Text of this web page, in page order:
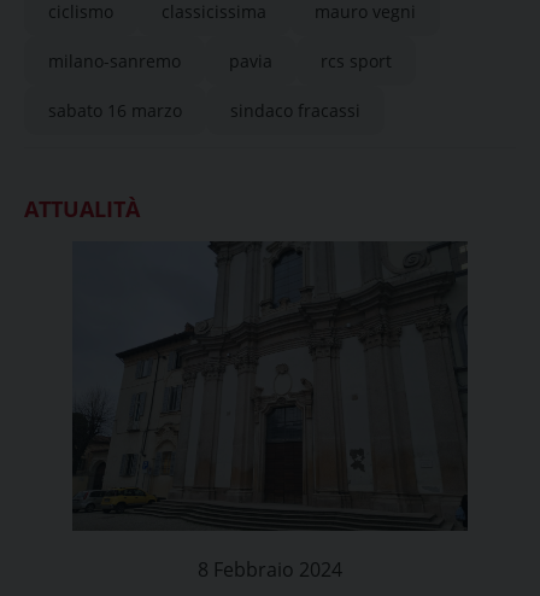
ciclismo classicissima mauro vegni
milano-sanremo pavia rcs sport
sabato 16 marzo sindaco fracassi
ATTUALITÀ
8 Febbraio 2024